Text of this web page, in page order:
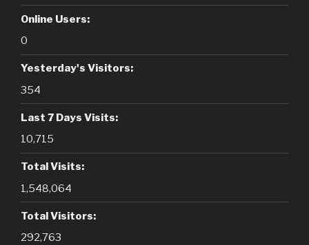
Online Users:
0
Yesterday's Visitors:
354
Last 7 Days Visits:
10,715
Total Visits:
1,548,064
Total Visitors:
292,763